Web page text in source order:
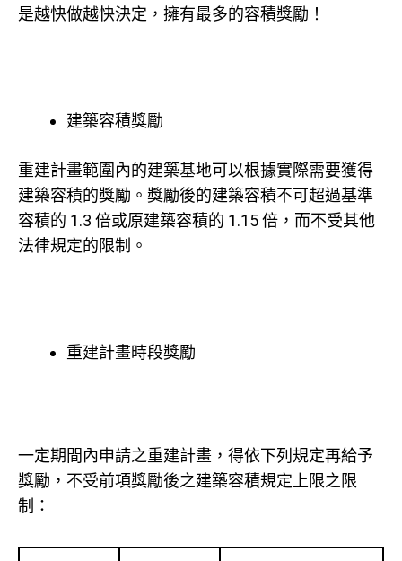
是越快做越快決定，擁有最多的容積獎勵！
建築容積獎勵
重建計畫範圍內的建築基地可以根據實際需要獲得
建築容積的獎勵。獎勵後的建築容積不可超過基準
容積的 1.3 倍或原建築容積的 1.15 倍，而不受其他
法律規定的限制。
重建計畫時段獎勵
一定期間內申請之重建計畫，得依下列規定再給予
獎勵，不受前項獎勵後之建築容積規定上限之限
制：